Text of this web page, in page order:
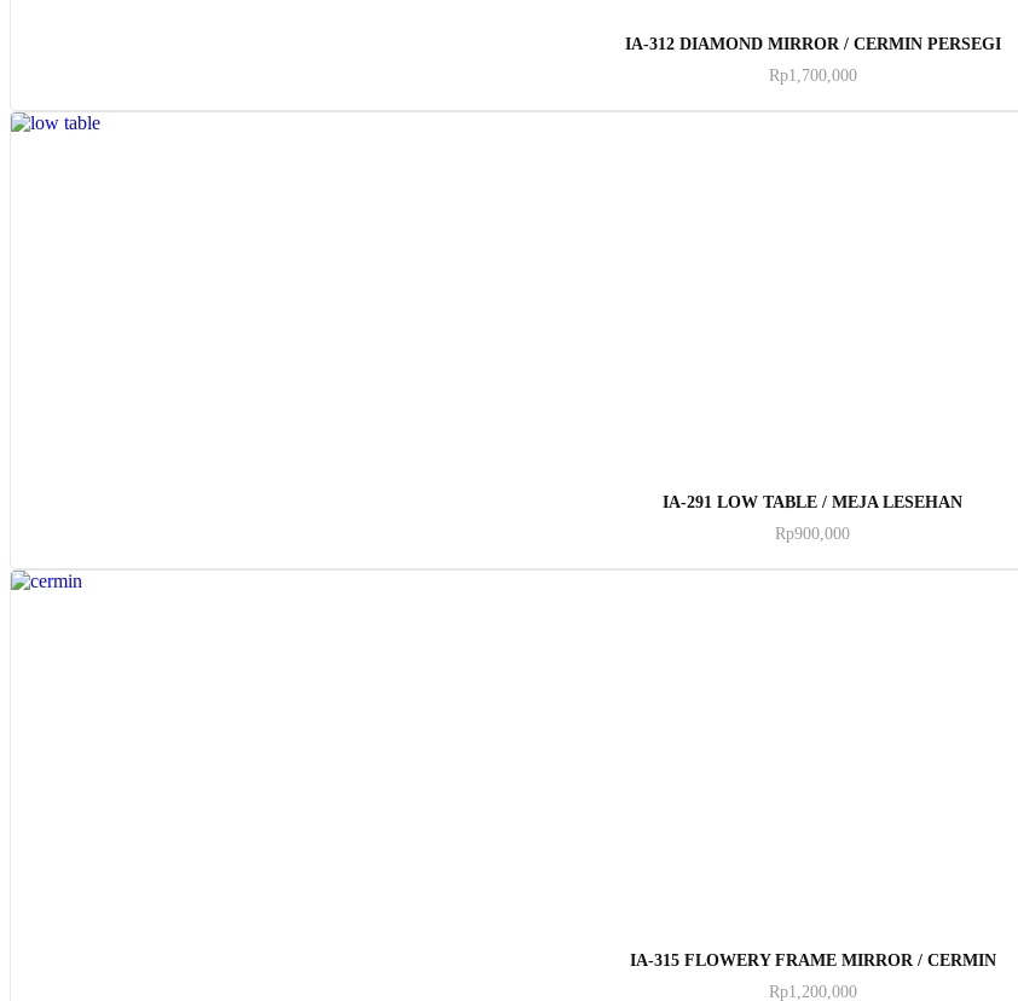
IA-312 DIAMOND MIRROR / CERMIN PERSEGI
Rp1,700,000
IA-291 LOW TABLE / MEJA LESEHAN
Rp900,000
IA-315 FLOWERY FRAME MIRROR / CERMIN
Rp1,200,000